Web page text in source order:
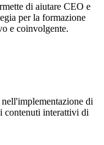
di aiutare CEO e
per la formazione
e coinvolgente.
di
contenuti interattivi di